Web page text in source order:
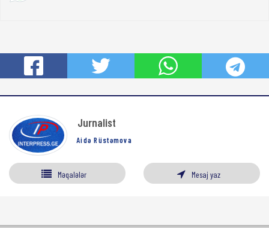
Jurnalist
Aidə Rüstəmova
Məqalələr Mesaj yaz